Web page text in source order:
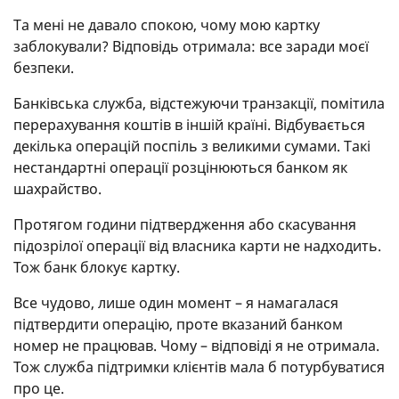
Та мені не давало спокою, чому мою картку
заблокували? Відповідь отримала: все заради моєї
безпеки.
Банківська служба, відстежуючи транзакції, помітила
перерахування коштів в іншій країні. Відбувається
декілька операцій поспіль з великими сумами. Такі
нестандартні операції розцінюються банком як
шахрайство.
Протягом години підтвердження або скасування
підозрілої операції від власника карти не надходить.
Тож банк блокує картку.
Все чудово, лише один момент – я намагалася
підтвердити операцію, проте вказаний банком
номер не працював. Чому – відповіді я не отримала.
Тож служба підтримки клієнтів мала б потурбуватися
про це.